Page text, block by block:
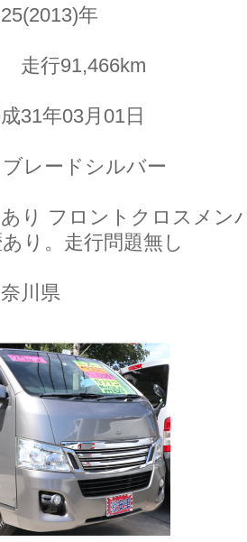
年
走行91,466km
31年03月01日
レードシルバー
り フロントクロスメン
り。走行問題無し
川県